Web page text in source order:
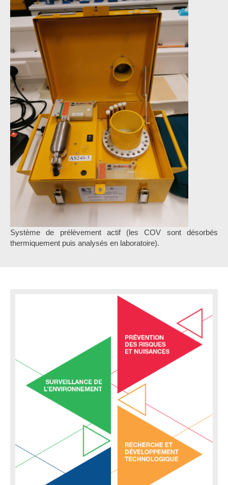
Système de prélèvement actif (les COV sont désorbés
thermiquement puis analysés en laboratoire).